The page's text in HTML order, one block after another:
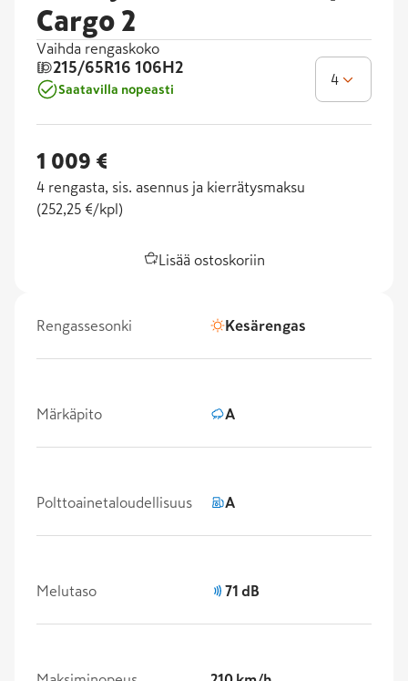
Cargo 2
Vaihda rengaskoko
215/65R16 106H2
Saatavilla nopeasti
4
1 009 €
4 rengasta, sis. asennus ja kierrätysmaksu
(252,25 €/kpl )
Lisää ostoskoriin
Rengassesonki Kesärengas
Märkäpito A
Polttoainetaloudellisuus A
Melutaso 71 dB